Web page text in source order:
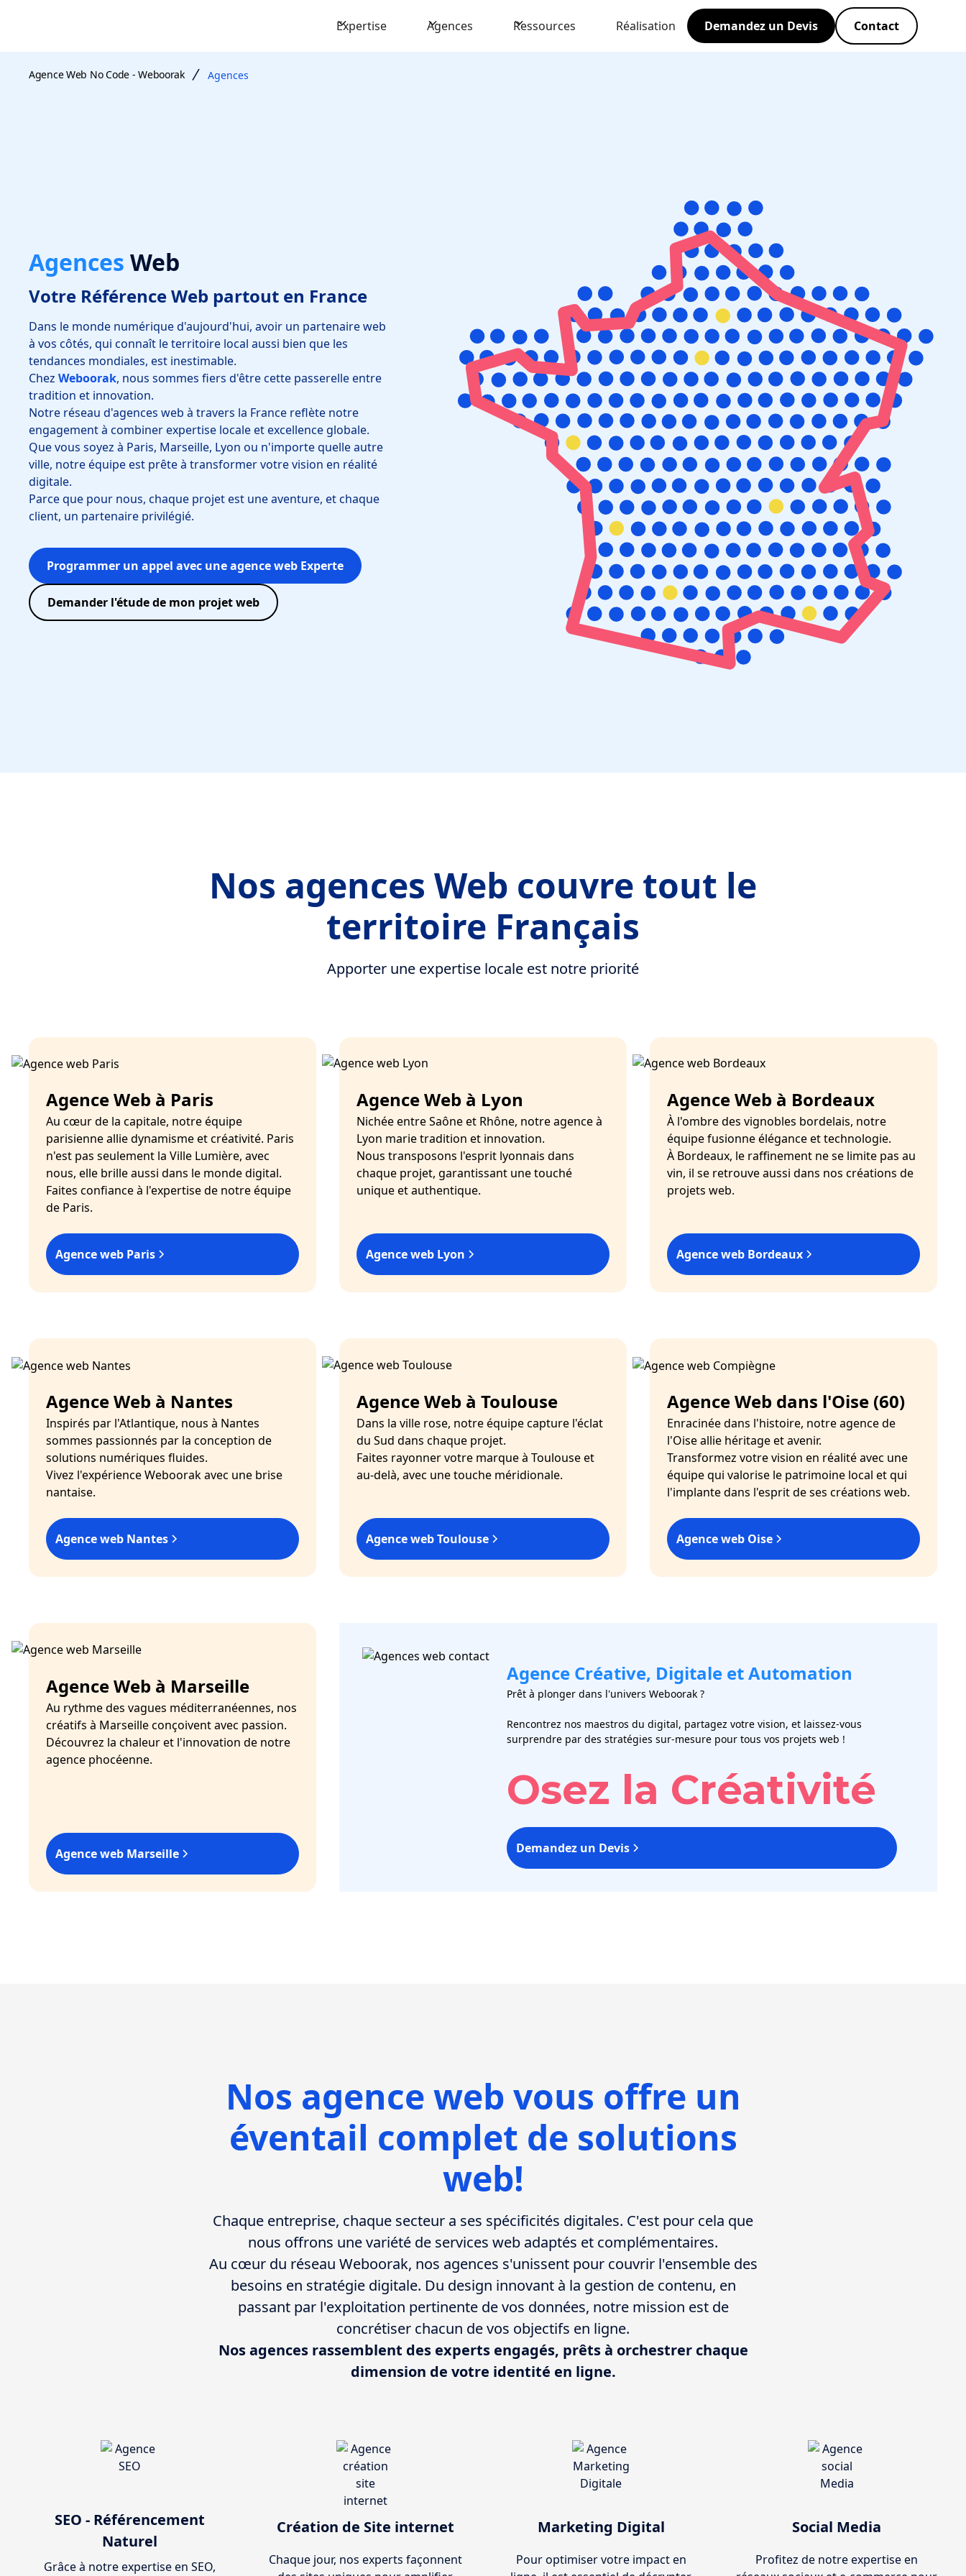
Expertise Agences Ressources Réalisation Demandez un Devis Contact
Agence Web No Code - Weboorak Agences
Agences Web
Votre Référence Web partout en France
Dans le monde numérique d'aujourd'hui, avoir un partenaire web
à vos côtés, qui connaît le territoire local aussi bien que les
tendances mondiales, est inestimable.
Chez Weboorak, nous sommes fiers d'être cette passerelle entre
tradition et innovation.
Notre réseau d'agences web à travers la France reflète notre
engagement à combiner expertise locale et excellence globale.
Que vous soyez à Paris, Marseille, Lyon ou n'importe quelle autre
ville, notre équipe est prête à transformer votre vision en réalité
digitale.
Parce que pour nous, chaque projet est une aventure, et chaque
client, un partenaire privilégié.
Programmer un appel avec une agence web Experte
Demander l'étude de mon projet web
Nos agences Web couvre tout le
territoire Français
Apporter une expertise locale est notre priorité
Agence Web à Paris
Au cœur de la capitale, notre équipe
parisienne allie dynamisme et créativité. Paris
n'est pas seulement la Ville Lumière, avec
nous, elle brille aussi dans le monde digital.
Faites confiance à l'expertise de notre équipe
de Paris.
Agence web Paris
Agence Web à Lyon
Nichée entre Saône et Rhône, notre agence à
Lyon marie tradition et innovation.
Nous transposons l'esprit lyonnais dans
chaque projet, garantissant une touché
unique et authentique.
Agence web Lyon
Agence Web à Bordeaux
À l'ombre des vignobles bordelais, notre
équipe fusionne élégance et technologie.
À Bordeaux, le raffinement ne se limite pas au
vin, il se retrouve aussi dans nos créations de
projets web.
Agence web Bordeaux
Agence Web à Nantes
Inspirés par l'Atlantique, nous à Nantes
sommes passionnés par la conception de
solutions numériques fluides.
Vivez l'expérience Weboorak avec une brise
nantaise.
Agence web Nantes
Agence Web à Toulouse
Dans la ville rose, notre équipe capture l'éclat
du Sud dans chaque projet.
Faites rayonner votre marque à Toulouse et
au-delà, avec une touche méridionale.
Agence web Toulouse
Agence Web dans l'Oise (60)
Enracinée dans l'histoire, notre agence de
l'Oise allie héritage et avenir.
Transformez votre vision en réalité avec une
équipe qui valorise le patrimoine local et qui
l'implante dans l'esprit de ses créations web.
Agence web Oise
Agence Web à Marseille
Au rythme des vagues méditerranéennes, nos
créatifs à Marseille conçoivent avec passion.
Découvrez la chaleur et l'innovation de notre
agence phocéenne.
Agence web Marseille
Agence Créative, Digitale et Automation
Prêt à plonger dans l'univers Weboorak ?
Rencontrez nos maestros du digital, partagez votre vision, et laissez-vous
surprendre par des stratégies sur-mesure pour tous vos projets web !
Osez la Créativité
Demandez un Devis
Nos agence web vous offre un
éventail complet de solutions
web!
Chaque entreprise, chaque secteur a ses spécificités digitales. C'est pour cela que
nous offrons une variété de services web adaptés et complémentaires.
Au cœur du réseau Weboorak, nos agences s'unissent pour couvrir l'ensemble des
besoins en stratégie digitale. Du design innovant à la gestion de contenu, en
passant par l'exploitation pertinente de vos données, notre mission est de
concrétiser chacun de vos objectifs en ligne.
Nos agences rassemblent des experts engagés, prêts à orchestrer chaque
dimension de votre identité en ligne.
SEO - Référencement
Naturel
Grâce à notre expertise en SEO,
Création de Site internet
Chaque jour, nos experts façonnent
Marketing Digital
Pour optimiser votre impact en
Social Media
Profitez de notre expertise en